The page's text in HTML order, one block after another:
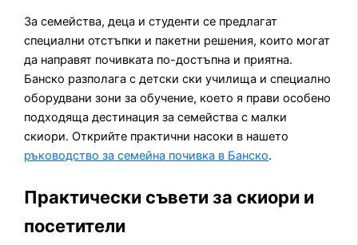
За семейства, деца и студенти се предлагат
специални отстъпки и пакетни решения, които могат
да направят почивката по-достъпна и приятна.
Банско разполага с детски ски училища и специално
оборудвани зони за обучение, което я прави особено
подходяща дестинация за семейства с малки
скиори. Открийте практични насоки в нашето
ръководство за семейна почивка в Банско.
Практически съвети за скиори и
посетители